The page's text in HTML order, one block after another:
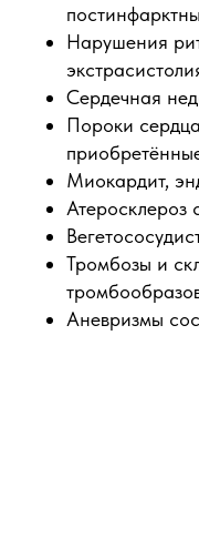
Нарушения
Сердечная
Пороки
Миокардит,
Атеросклероз
Тромбозы и
Аневризмы